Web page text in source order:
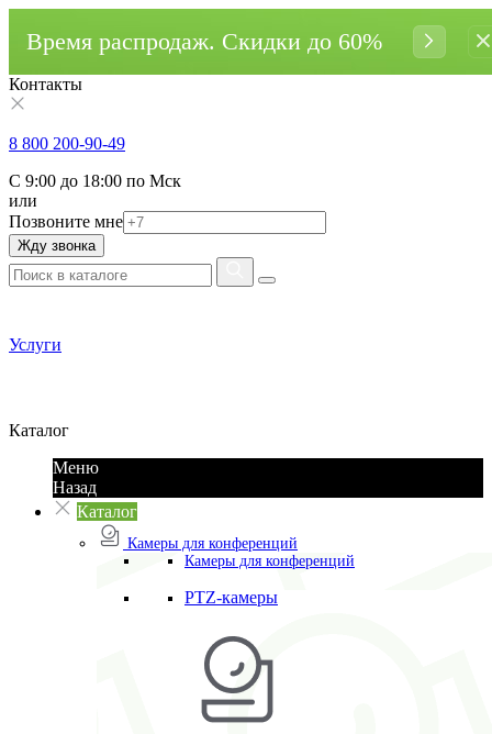
Время распродаж. Cкидки до 60%
Контакты
8 800 200-90-49
С 9:00 до 18:00 по Мск
или
Позвоните мне
Жду звонка
Услуги
Каталог
Меню
Назад
Каталог
Камеры для конференций
Камеры для конференций
PTZ-камеры